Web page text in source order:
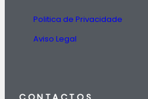
Politica de Privacidade
Aviso Legal